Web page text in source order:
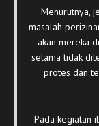
Menurutnya,
masalah
akan mereka
selama tidak
protes dan
Pada kegiatan